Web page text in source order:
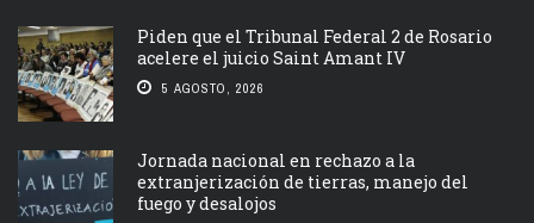
Piden que el Tribunal Federal 2 de Rosario
acelere el juicio Saint Amant IV
5 AGOSTO, 2026
Jornada nacional en rechazo a la
extranjerización de tierras, manejo del
fuego y desalojos